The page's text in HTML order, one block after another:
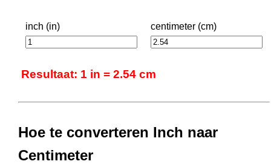
inch (in) centimeter (cm)
Resultaat: 1 in = 2.54 cm
Hoe te converteren Inch naar
Centimeter